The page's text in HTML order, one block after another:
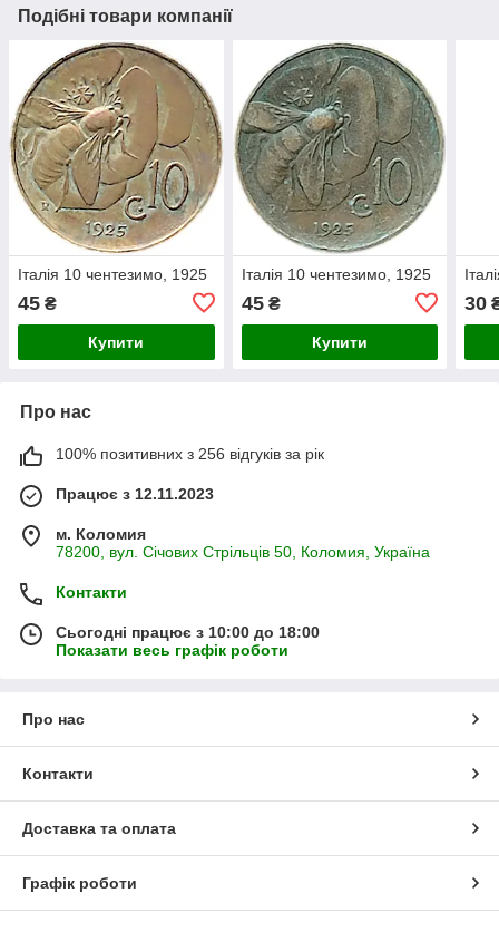
Подібні товари компанії
Італія 10 чентезимо, 1925
45 ₴
Купити
Італія 10 чентезимо, 1925
45₴
Купити
30
Про нас
100% позитивних з 256 відгуків за рік
Працює з 12.11.2023
м. Коломия
78200, вул. Січових Стрільців 50, Коломия, Україна
Контакти
Сьогодні працює з 10:00 до 18:00
Показати весь графік роботи
Про нас
Контакти
Доставка та оплата
Графік роботи